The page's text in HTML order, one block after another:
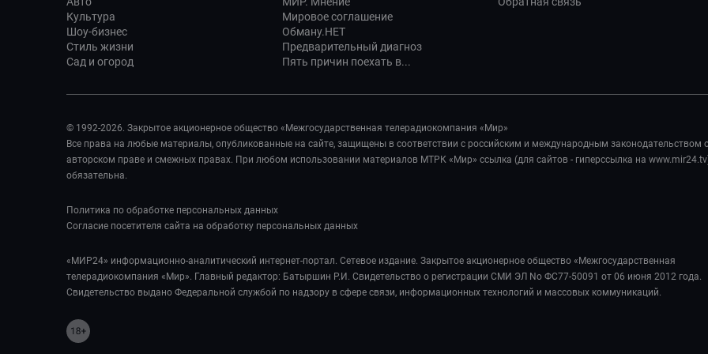
Культура
Шоу-бизнес
Стиль жизни
Сад и огород
Мировое соглашение
Обману.НЕТ
Предварительный диагноз
Пять причин поехать в...
© 1992-2026. Закрытое акционерное общество «Межгосударственная телерадиокомпания «Мир»
Все права на любые материалы, опубликованные на сайте, защищены в соответствии с российским и международным законодательством
авторском праве и смежных правах. При любом использовании материалов МТРК «Мир» ссылка (для сайтов - гиперссылка на
обязательна.
Политика по обработке персональных данных
Согласие посетителя сайта на обработку персональных данных
«МИР24» информационно-аналитический интернет-портал. Сетевое издание. Закрытое акционерное общество «Межгосударственная
телерадиокомпания «Мир». Главный редактор: Батыршин Р.И. Свидетельство о регистрации СМИ ЭЛ No ФС77-50091 от 06 июня 2012 года.
Свидетельство выдано Федеральной службой по надзору в сфере связи, информационных технологий и массовых коммуникаций.